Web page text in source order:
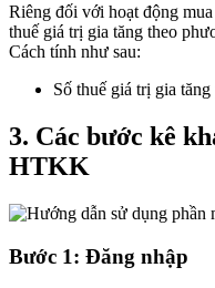
Riêng đối với hoạt động
thuế giá trị gia tăng theo
Cách tính như sau:
Số thuế giá trị gia
3. Các bước kê
HTKK
Bước 1: Đăng nhập